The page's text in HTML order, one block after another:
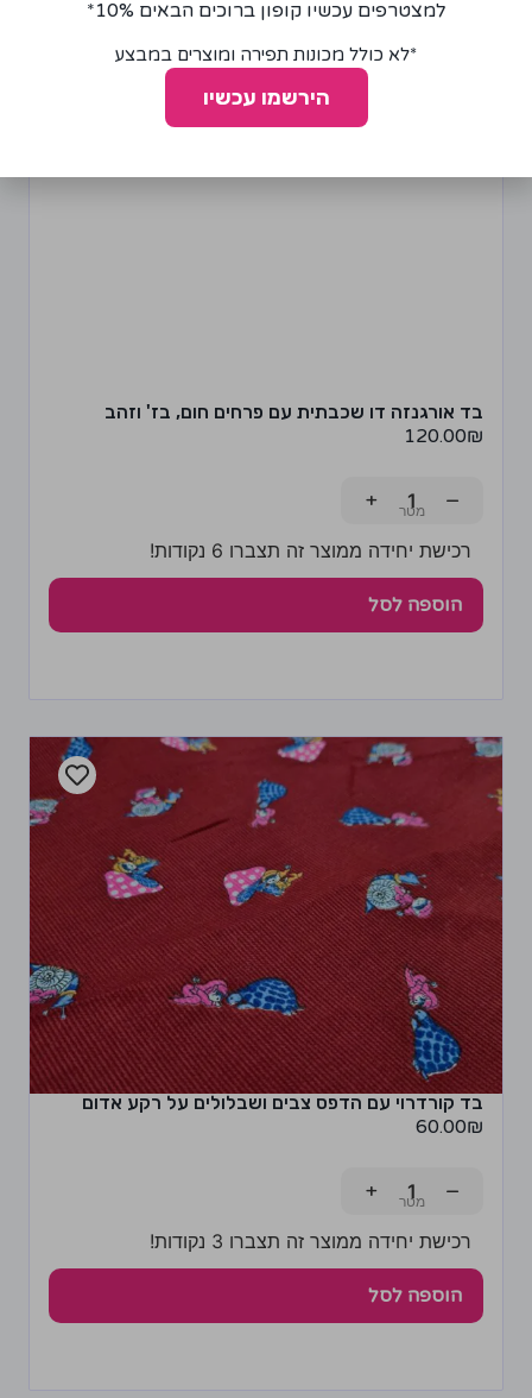
בד אורגנזה דו שכבתית עם פרחים חום, בז' וזהב
120.00₪
−
+
רכישת יחידה ממוצר זה תצברו 6 נקודות!
הוספה לסל
בד קורדרוי עם הדפס צבים ושבלולים על רקע אדום
60.00₪
−
+
רכישת יחידה ממוצר זה תצברו 3 נקודות!
הוספה לסל
למצטרפים עכשיו קופון ברוכים הבאים 10%*
*לא כולל מכונות תפירה ומוצרים במבצע
הירשמו עכשיו